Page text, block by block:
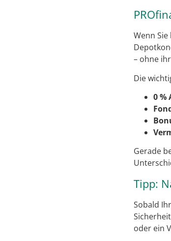
Wenn
– ohne
Die
0 %
Gerade
Tipp:
Sobald
oder ein